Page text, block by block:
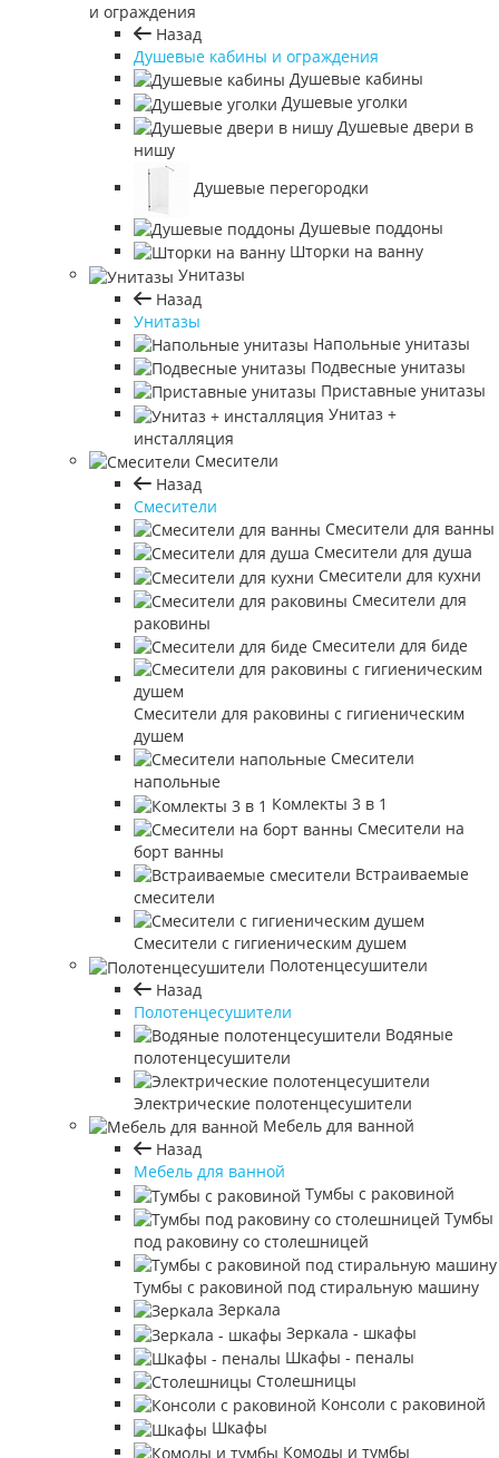
и ограждения
Назад
Душевые кабины и ограждения
Душевые кабины
Душевые уголки
Душевые двери в
нишу
Душевые перегородки
Душевые поддоны
Шторки на ванну
Унитазы
Назад
Унитазы
Напольные унитазы
Подвесные унитазы
Приставные унитазы
Унитаз +
инсталляция
Смесители
Назад
Смесители
Смесители для ванны
Смесители для душа
Смесители для кухни
Смесители для
раковины
Смесители для биде
Смесители для раковины с гигиеническим
душем
Смесители
напольные
Комлекты 3 в 1
Смесители на
борт ванны
Встраиваемые
смесители
Смесители с гигиеническим душем
Полотенцесушители
Назад
Полотенцесушители
Водяные
полотенцесушители
Электрические полотенцесушители
Мебель для ванной
Назад
Мебель для ванной
Тумбы с раковиной
Тумбы
под раковину со столешницей
Тумбы с раковиной под стиральную машину
Зеркала
Зеркала - шкафы
Шкафы - пеналы
Столешницы
Консоли с раковиной
Шкафы
Комоды и тумбы